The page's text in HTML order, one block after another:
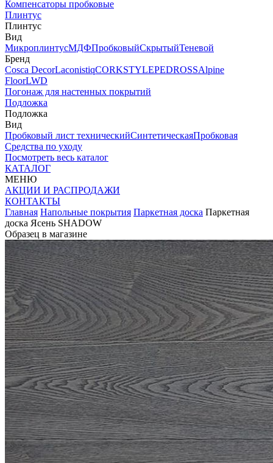
Компенсаторы пробковые
Плинтус
Плинтус
Вид
МикроплинтусМДФПробковыйСкрытыйТеневой
Бренд
Cosca DecorLaconistiqCORKSTYLEPEDROSSAlpine
FloorLWD
Погонаж для настенных покрытий
Подложка
Подложка
Вид
Пробковый лист техническийСинтетическаяПробковая
Средства по уходу
Посмотреть весь каталог
КАТАЛОГ
МЕНЮ
АКЦИИ И РАСПРОДАЖИ
КОНТАКТЫ
Главная Напольные покрытия Паркетная доска Паркетная
доска Ясень SHADOW
Образец в магазине